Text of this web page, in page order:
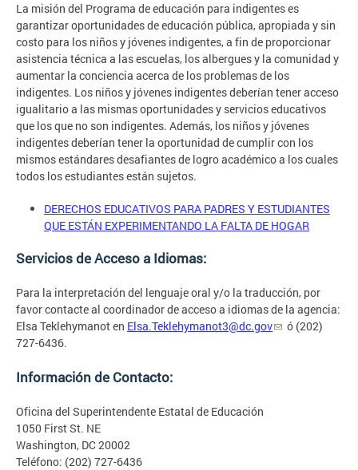
La misión del Programa de educación para indigentes es
garantizar oportunidades de educación pública, apropiada y sin
costo para los niños y jóvenes indigentes, a fin de proporcionar
asistencia técnica a las escuelas, los albergues y la comunidad y
aumentar la conciencia acerca de los problemas de los
indigentes. Los niños y jóvenes indigentes deberían tener acceso
igualitario a las mismas oportunidades y servicios educativos
que los que no son indigentes. Además, los niños y jóvenes
indigentes deberían tener la oportunidad de cumplir con los
mismos estándares desafiantes de logro académico a los cuales
todos los estudiantes están sujetos.
DERECHOS EDUCATIVOS PARA PADRES Y ESTUDIANTES
QUE ESTÁN EXPERIMENTANDO LA FALTA DE HOGAR
Servicios de Acceso a Idiomas:
Para la interpretación del lenguaje oral y/o la traducción, por
favor contacte al coordinador de acceso a idiomas de la agencia:
Elsa Teklehymanot en Elsa.Teklehymanot3@dc.gov
ó (202)
727-6436.
Información de Contacto:
Oficina del Superintendente Estatal de Educación
1050 First St. NE
Washington, DC 20002
Teléfono: (202) 727-6436